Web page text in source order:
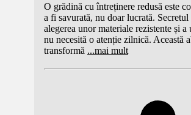
O grădină cu întreținere redusă este
a fi savurată, nu doar lucrată. Secretul
alegerea unor materiale rezistente și a
nu necesită o atenție zilnică. Această
transformă ...mai mult